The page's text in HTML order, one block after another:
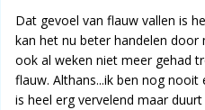
Dat gevoel van flauw vallen is
kan het nu beter handelen door
ook al weken niet meer gehad
flauw. Althans...ik ben nog
is heel erg vervelend maar